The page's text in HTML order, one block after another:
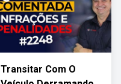
Transitar Com O